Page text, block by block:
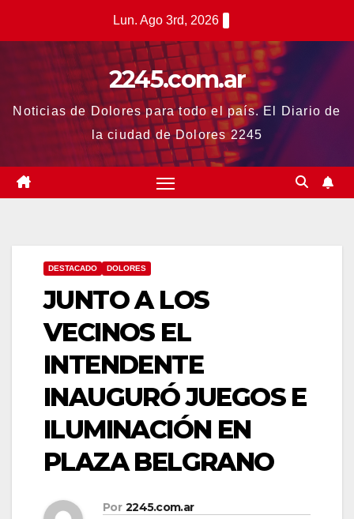
Lun. Ago 3rd, 2026
2245.com.ar
Noticias de Dolores para todo el país. El Diario de
la ciudad de Dolores 2245
DESTACADO DOLORES
JUNTO A LOS
VECINOS EL
INTENDENTE
INAUGURÓ JUEGOS E
ILUMINACIÓN EN
PLAZA BELGRANO
Por 2245.com.ar